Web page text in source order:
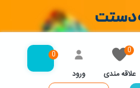
0
علاقه مندی ورود
0